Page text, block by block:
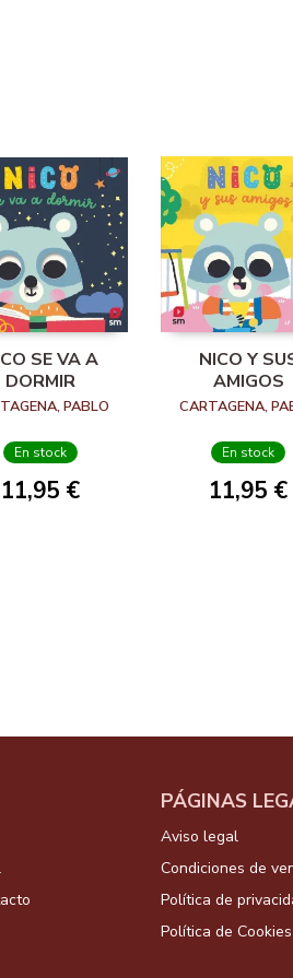
SE VA A
DORMIR
PABLO
En stock
11,95 €
NICO Y
AMIGOS
CARTAGENA,
En stock
11,95 €
PÁGINAS
Aviso legal
Condiciones de
Política de
Política de Cookies